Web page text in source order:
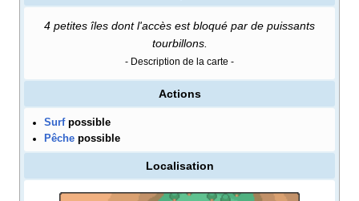
4 petites îles dont l'accès est bloqué par de puissants
tourbillons.
- Description de la carte -
Actions
Surfpossible
Pêche possible
Localisation